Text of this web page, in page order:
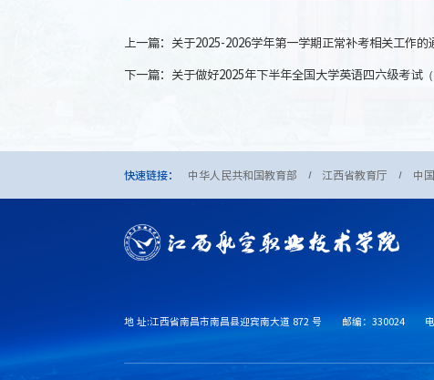
上一篇： 关于2025-2026学年第一学期正常补考相关工作的
下一篇： 关于做好2025年下半年全国大学英语四六级考试
快速链接： 中华人民共和国教育部 江西省教育厅 中
地 址:江西省南昌市南昌县迎宾南大道 872 号 邮编：330024